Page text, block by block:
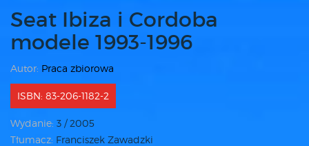
Seat Ibiza i Cordoba
modele 1993-1996
Autor: Praca zbiorowa
ISBN: 83-206-1182-2
Wydanie: 3 / 2005
Tłumacz: Franciszek Zawadzki